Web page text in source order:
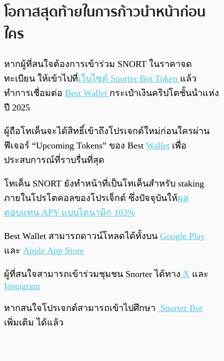
โอกาสสุดท้ายในการก้าวนำหน้าก่อน
ใคร
หากผู้ที่สนใจต้องการเข้าร่วม SNORT ในราคาจด
ทะเบียน ให้เข้าไปที่เว็บไซต์ Snorter Bot Token แล้ว
ทำการเชื่อมต่อ Best Wallet กระเป๋าเงินคริปโตชั้นนำแห่ง
ปี 2025
ผู้ถือโทเค็นจะได้สิทธิ์เข้าถึงโปรเจกต์ใหม่ก่อนใครผ่าน
ฟีเจอร์ “Upcoming Tokens” ของ Best Wallet เพื่อ
ประสบการณ์ที่ราบรื่นที่สุด
โทเค็น SNORT ยังทำหน้าที่เป็นโทเค็นสำหรับ staking
ภายในโปรโตคอลของโปรเจ็กต์ ซึ่งปัจจุบันให้ผล
ตอบแทน APY แบบไดนามิก 103%
Best Wallet สามารถดาวน์โหลดได้ทั้งบน Google Play
และ Apple App Store
ผู้ที่สนใจสามารถเข้าร่วมชุมชน Snorter ได้ทาง X และ
Instagram
หากสนใจโปรเจกต์สามารถเข้าไปศึกษา Snorter Bot
เพิ่มเติม ได้แล้ว